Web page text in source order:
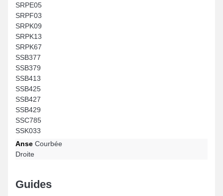
SRPE05
SRPF03
SRPK09
SRPK13
SRPK67
SSB377
SSB379
SSB413
SSB425
SSB427
SSB429
SSC785
SSK033
Anse Courbée
Droite
Guides